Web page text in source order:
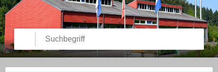
Suchbegriff
Suche starten